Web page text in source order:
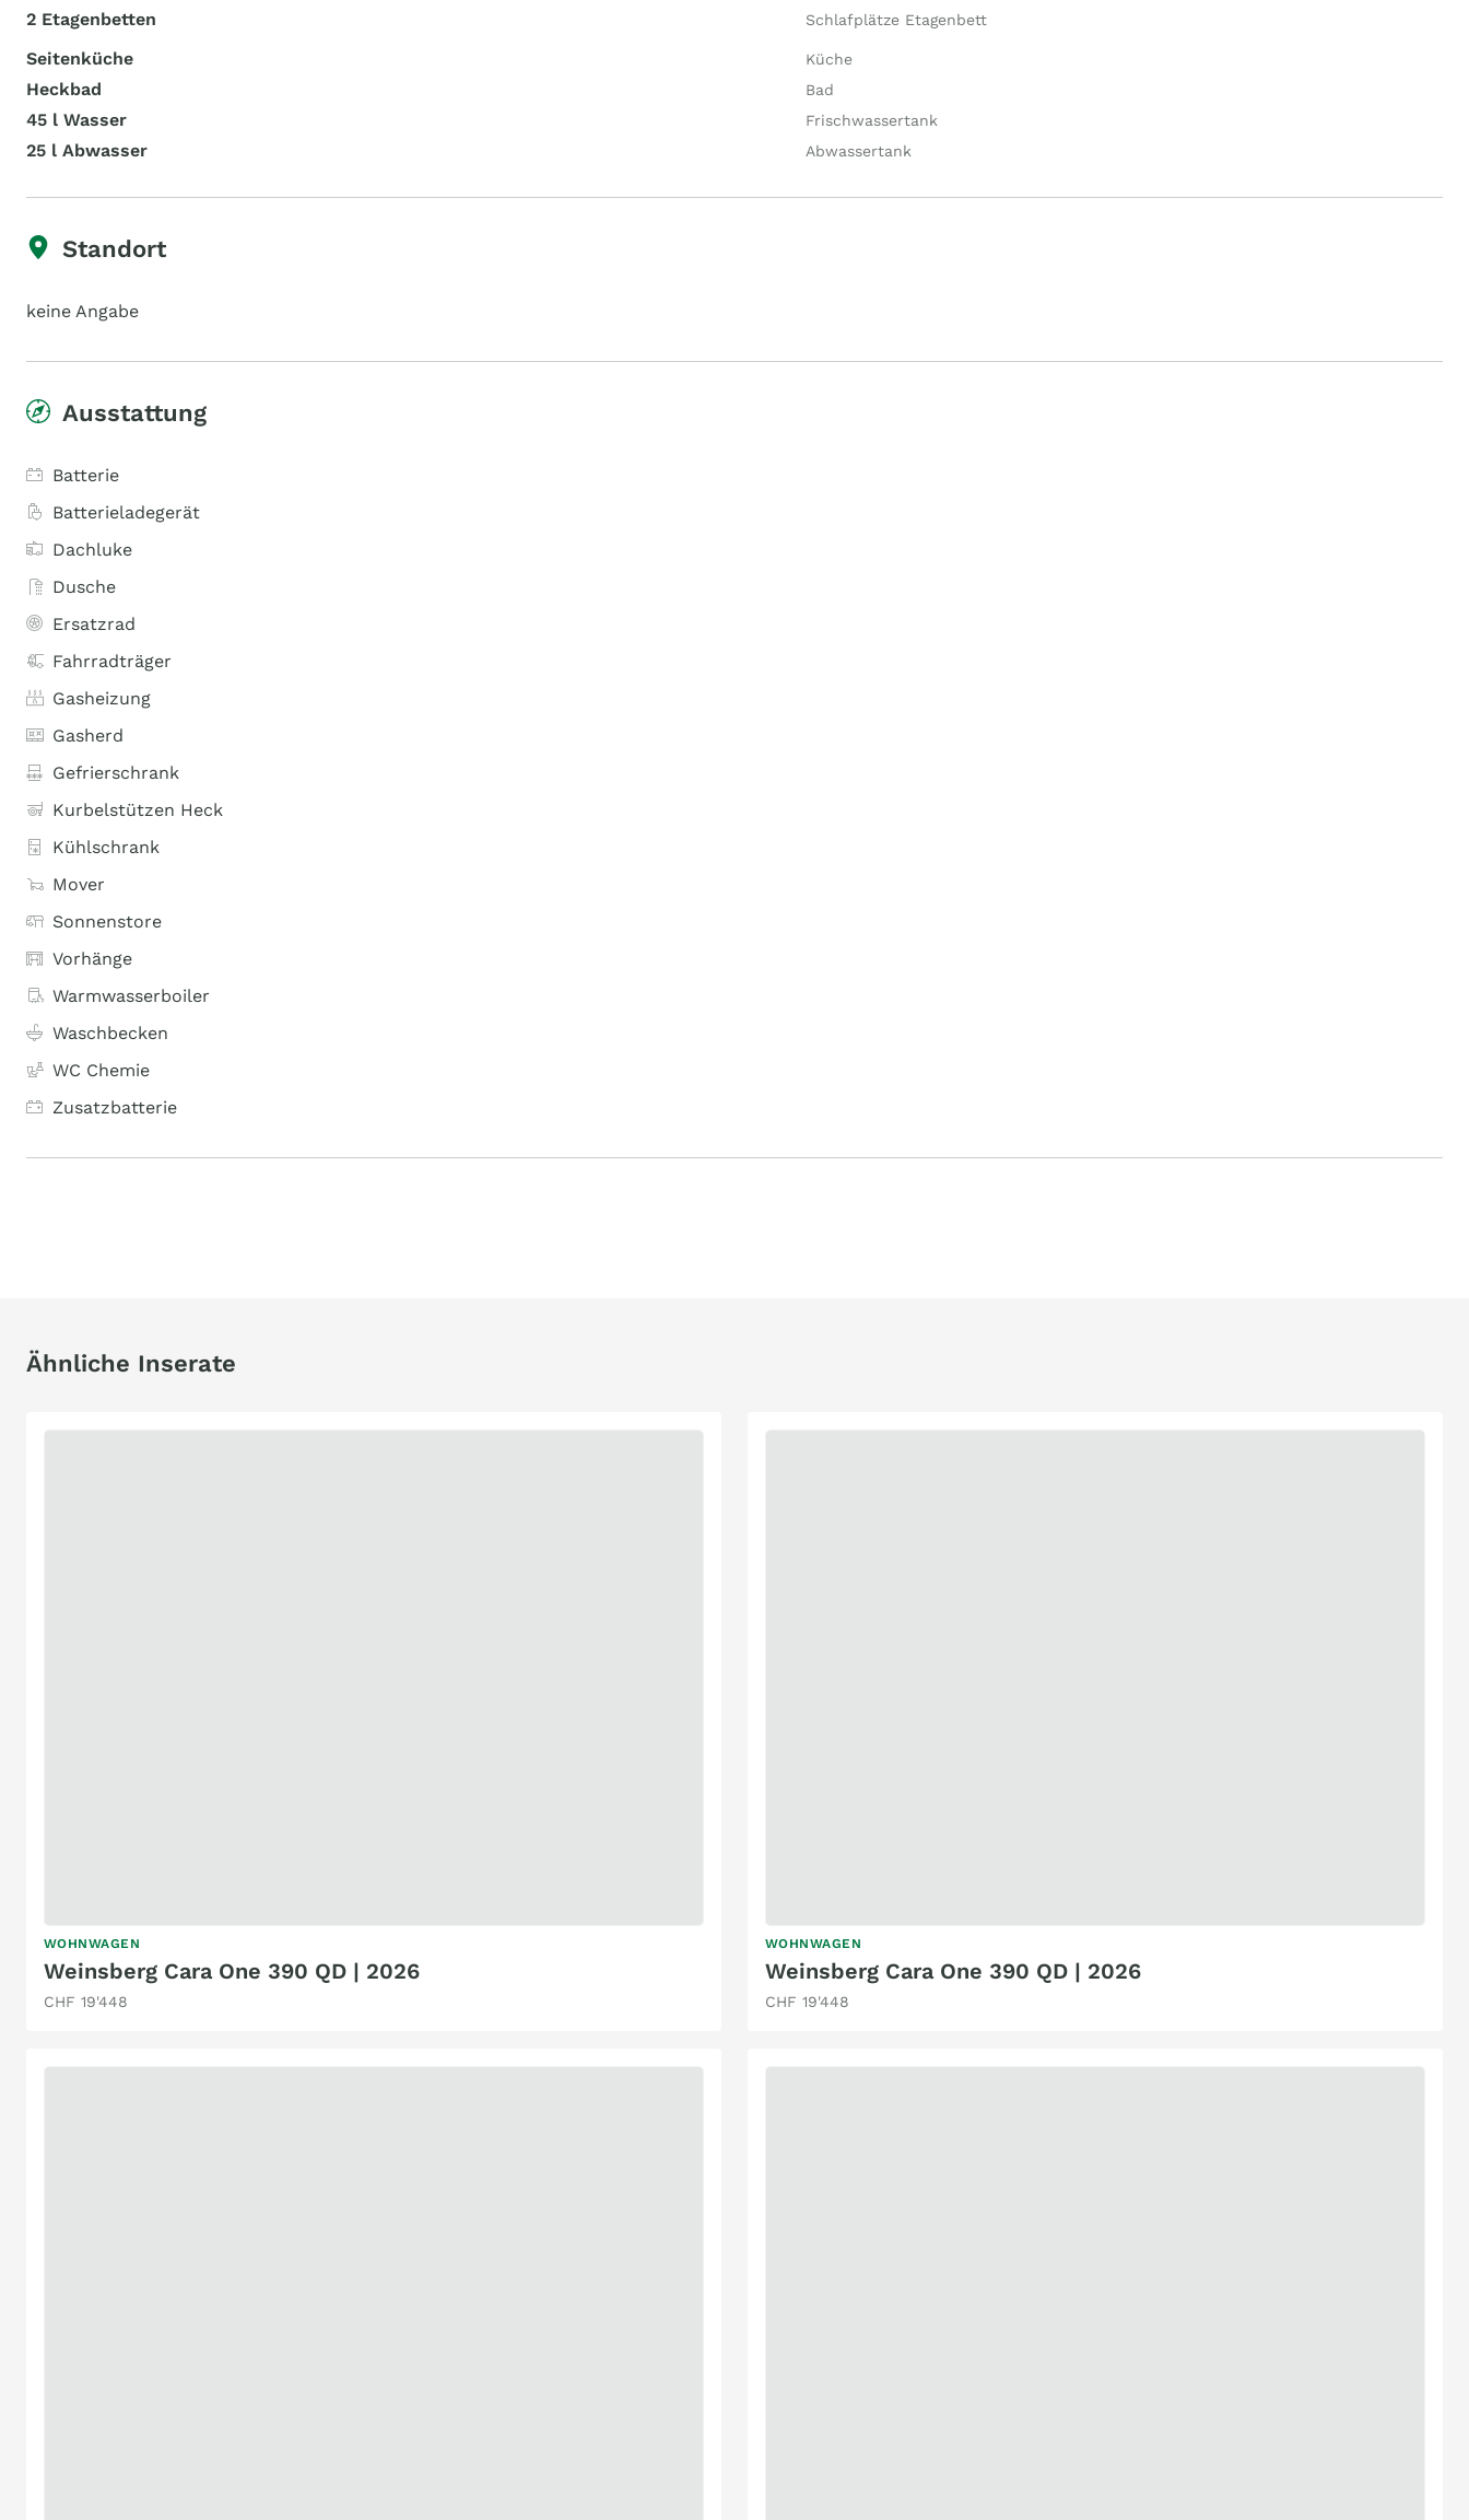
2 Etagenbetten Schlafplätze Etagenbett
Seitenküche Küche
Heckbad Bad
45 l Wasser Frischwassertank
25 l Abwasser Abwassertank
Standort
keine Angabe
Ausstattung
Batterie
Batterieladegerät
Dachluke
Dusche
Ersatzrad
Fahrradträger
Gasheizung
Gasherd
Gefrierschrank
Kurbelstützen Heck
Kühlschrank
Mover
Sonnenstore
Vorhänge
Warmwasserboiler
Waschbecken
WC Chemie
Zusatzbatterie
Ähnliche Inserate
WOHNWAGEN
Weinsberg Cara One 390 QD | 2026
CHF 19'448
WOHNWAGEN
Weinsberg Cara One 390 QD | 2026
CHF 19'448